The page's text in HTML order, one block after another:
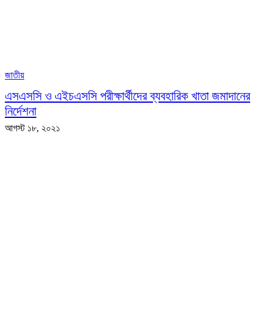
জাতীয়
এসএসসি ও এইচএসসি পরীক্ষার্থীদের ব্যবহারিক খাতা জমাদানের
নির্দেশনা
আগস্ট ১৮, ২০২১